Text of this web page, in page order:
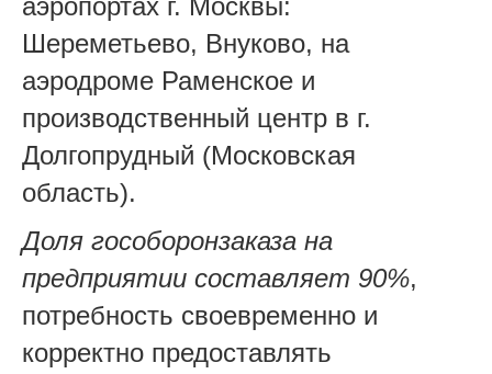
аэропортах г. Москвы:
Шереметьево, Внуково, на
аэродроме Раменское и
производственный центр в г.
Долгопрудный (Московская
область).
Доля гособоронзаказа на
предприятии составляет 90%,
потребность своевременно и
корректно предоставлять